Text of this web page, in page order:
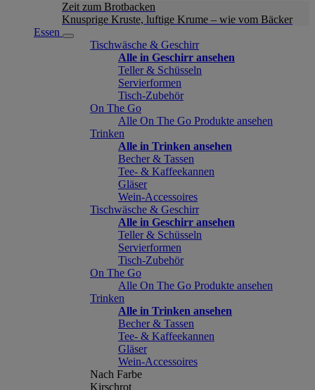
Zeit zum Brotbacken
Knusprige Kruste, luftige Krume – wie vom Bäcker
Essen
Tischwäsche & Geschirr
Alle in Geschirr ansehen
Teller & Schüsseln
Servierformen
Tisch-Zubehör
On The Go
Alle On The Go Produkte ansehen
Trinken
Alle in Trinken ansehen
Becher & Tassen
Tee- & Kaffeekannen
Gläser
Wein-Accessoires
Tischwäsche & Geschirr
Alle in Geschirr ansehen
Teller & Schüsseln
Servierformen
Tisch-Zubehör
On The Go
Alle On The Go Produkte ansehen
Trinken
Alle in Trinken ansehen
Becher & Tassen
Tee- & Kaffeekannen
Gläser
Wein-Accessoires
Nach Farbe
Kirschrot